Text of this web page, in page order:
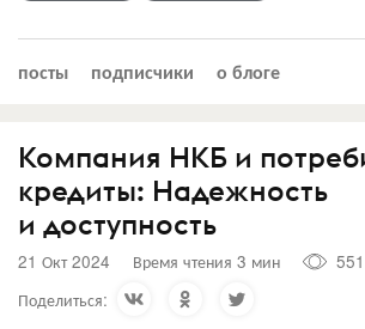
посты подписчики о блоге
Компания НКБ и
кредиты: Надежность
и доступность
21 Окт 2024 Время чтения 3 мин
551
Поделиться: